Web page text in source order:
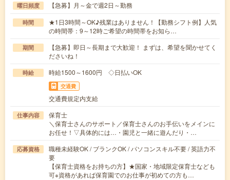
曜日頻度 【急募】月～金で週2日～勤務
時間
★1日3時間～OK♪残業はありません！【勤務シフト例】人気
の時間帯：9～12時ご希望の時間帯をお知ら…
期間
【急募】即日～長期まで大歓迎！ まずは、希望を聞かせてく
ださいね！
時給 時給1500～1600円 ◇日払いOK
交通費
交通費規定内支給
仕事内容
保育士
＼保育士さんのサポート／保育士さんのお手伝いをメインに
お任せ！▽具体的には…・園児と一緒に遊んだり・…
応募資格
職種未経験OK / ブランクOK / パソコンスキル不要 / 英語力不
要
【保育士資格をお持ちの方】★国家・地域限定保育士なども
可※資格があれば保育園でのお仕事が初めての方も…